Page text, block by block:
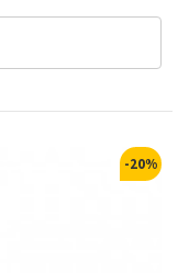
-20%